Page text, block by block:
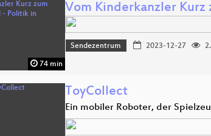
74 min
Vom Kinderkanzler
Sendezentrum 2023-12-27
ToyCollect
Ein mobiler Roboter, der